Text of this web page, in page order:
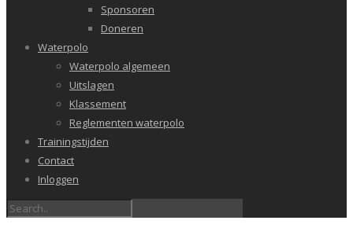
Sponsoren
Doneren
Waterpolo
Waterpolo algemeen
Uitslagen
Klassement
Reglementen waterpolo
Trainingstijden
Contact
Inloggen